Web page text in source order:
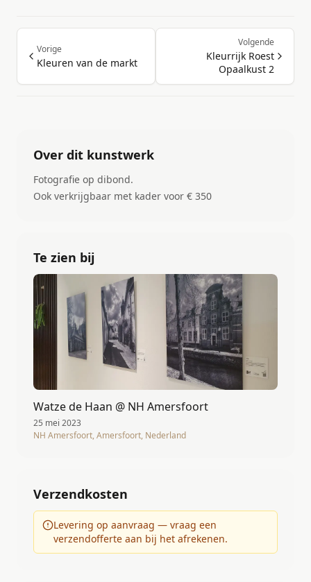
Vorige
Kleuren van de markt
Volgende
Kleurrijk Roest
Opaalkust 2
Over dit kunstwerk
Fotografie op dibond.
Ook verkrijgbaar met kader voor € 350
Te zien bij
Watze de Haan @ NH Amersfoort
25 mei 2023
NH Amersfoort, Amersfoort, Nederland
Verzendkosten
Levering op aanvraag — vraag een
verzendofferte aan bij het afrekenen.